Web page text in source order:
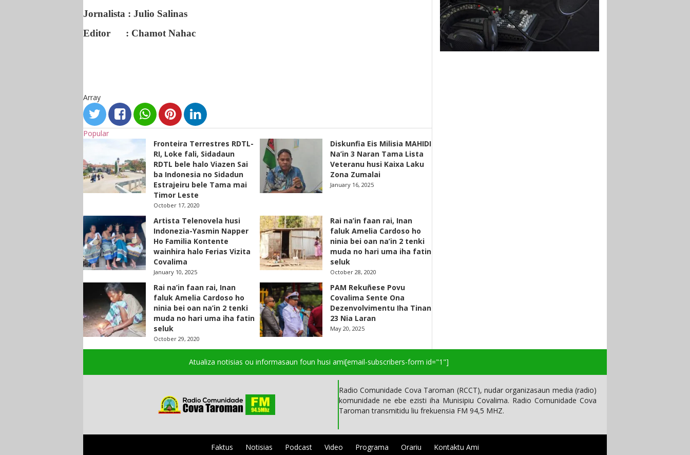
Jornalista : Julio Salinas
Editor
: Chamot Nahac
Array
Popular
Fronteira Terrestres RDTL-
RI, Loke fali, Sidadaun
RDTL bele halo Viazen Sai
ba Indonesia no Sidadun
Estrajeiru bele Tama mai
Timor Leste
October 17, 2020
Diskunfia Eis Milisia MAHIDI
Na’in 3 Naran Tama Lista
Veteranu husi Kaixa Laku
Zona Zumalai
January 16, 2025
Artista Telenovela husi
Indonezia-Yasmin Napper
Ho Familia Kontente
wainhira halo Ferias Vizita
Covalima
January 10, 2025
Rai na’in faan rai, Inan
faluk Amelia Cardoso ho
ninia bei oan na’in 2 tenki
muda no hari uma iha fatin
seluk
October 28, 2020
Rai na’in faan rai, Inan
faluk Amelia Cardoso ho
ninia bei oan na’in 2 tenki
muda no hari uma iha fatin
seluk
October 29, 2020
PAM Rekuñese Povu
Covalima Sente Ona
Dezenvolvimentu Iha Tinan
23 Nia Laran
May 20, 2025
Atualiza notisias ou informasaun foun husi ami[email-subscribers-form id="1"]
Radio Comunidade Cova Taroman (RCCT), nudar organizasaun media (radio)
komunidade ne ebe ezisti iha Munisipiu Covalima. Radio Comunidade Cova
Taroman transmitidu liu frekuensia FM 94,5 MHZ.
Faktus Notisias Podcast Video Programa Orariu Kontaktu Ami